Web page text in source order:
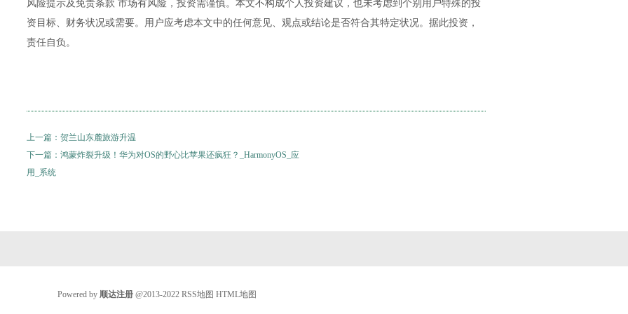
风险提示及免责条款 市场有风险，投资需谨慎。本文不构成个人投资建议，也未考虑到个别用户特殊的投
资目标、财务状况或需要。用户应考虑本文中的任何意见、观点或结论是否符合其特定状况。据此投资，
责任自负。
上一篇： 贺兰山东麓旅游升温
下一篇： 鸿蒙炸裂升级！华为对OS的野心比苹果还疯狂？_HarmonyOS_应
用_系统
Powered by 顺达注册 @2013-2022 RSS地图 HTML地图